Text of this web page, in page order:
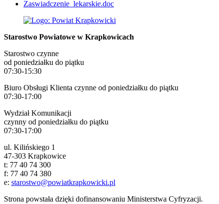
Zaswiadczenie_lekarskie.doc
Starostwo Powiatowe w Krapkowicach
Starostwo czynne
od poniedziałku do piątku
07:30-15:30
Biuro Obsługi Klienta czynne od poniedziałku do piątku
07:30-17:00
Wydział Komunikacji
czynny od poniedziałku do piątku
07:30-17:00
ul. Kilińskiego 1
47-303 Krapkowice
t: 77 40 74 300
f: 77 40 74 380
e: starostwo@powiatkrapkowicki.pl
Strona powstała dzięki dofinansowaniu Ministerstwa Cyfryzacji.